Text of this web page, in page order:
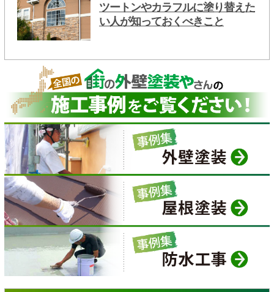
ツートンやカラフルに塗り替えた
い人が知っておくべきこと